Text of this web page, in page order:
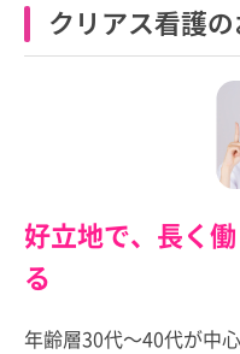
クリアス看護
好立地で、長く
る
年齢層30代～40代が中